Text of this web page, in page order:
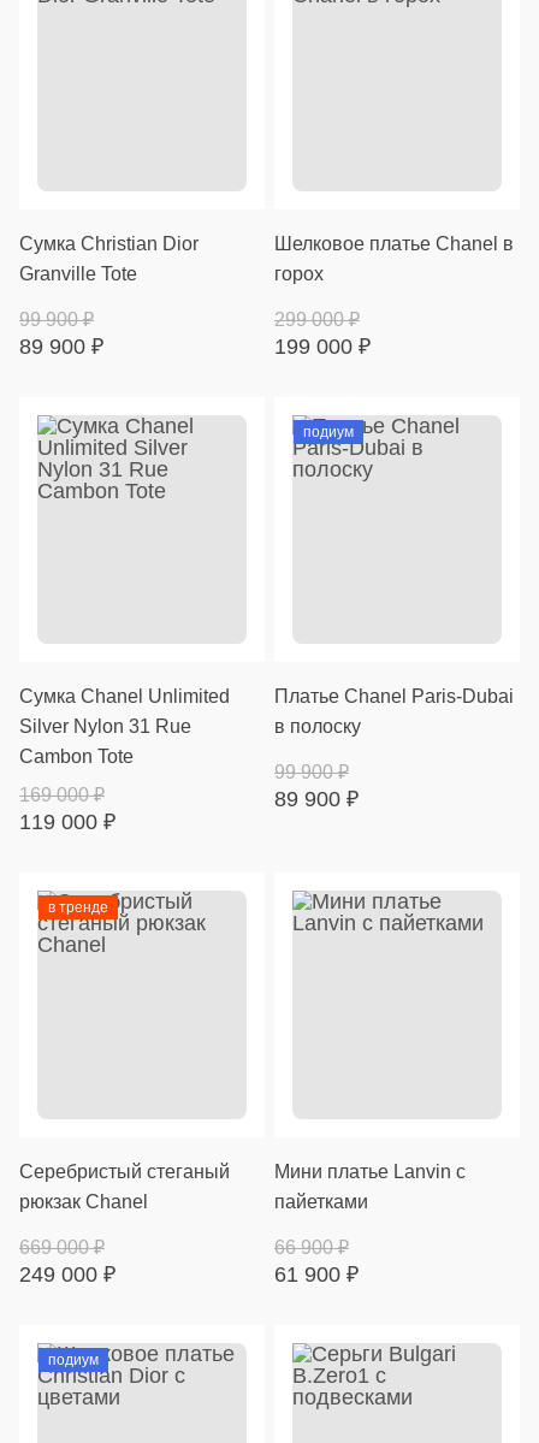
Сумка Christian Dior
Granville Tote
89 900 ₽
99 900₽
Шелковое платье Chanel в
горох
199 000 ₽
299 000₽
Cумка Chanel Unlimited
Silver Nylon 31 Rue
Cambon Tote
119 000 ₽
169 000₽
подиум
Платье Chanel Paris-Dubai
в полоску
89 900 ₽
99 900₽
в тренде
Серебристый стеганый
рюкзак Chanel
249 000 ₽
669 000₽
Мини платье Lanvin с
пайетками
61 900 ₽
66 900₽
подиум